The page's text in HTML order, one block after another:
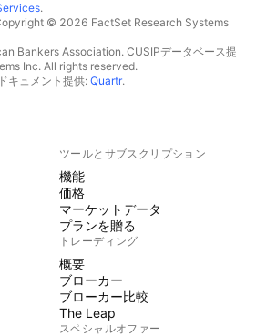
.
© 2026 FactSet Research Systems
Bankers Association. CUSIPデータベース提
Inc. All rights reserved.
キュメント提供: Quartr.
ツールとサブスクリプション
機能
価格
マーケットデータ
プランを贈る
トレーディング
概要
ブローカー
ブローカー比較
The Leap
スペシャルオファー